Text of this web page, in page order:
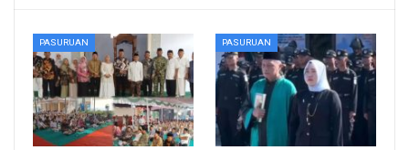
PASURUAN PASURUAN